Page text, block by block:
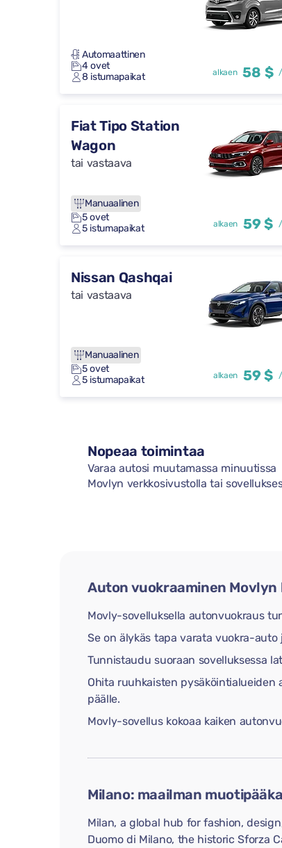
Automaattinen
4 ovet
8 istumapaikat
alkaen 58 $
Fiat Tipo Station
Wagon
tai vastaava
Manuaalinen
5 ovet
5 istumapaikat
alkaen 59 $
Nissan Qashqai
tai vastaava
Manuaalinen
5 ovet
5 istumapaikat
alkaen 59 $
Nopeaa toimintaa
Varaa autosi muutamassa minuutissa
Movlyn verkkosivustolla tai
Auton vuokraaminen
Movly-sovelluksella autonvuokraus
Se on älykäs tapa varata vuokra-
Tunnistaudu suoraan sovelluksessa
Ohita ruuhkaisten
päälle.
Movly-sovellus kokoaa kaiken
Milano: maailman
Milan, a global hub for fashion,
Duomo di Milano, the historic Sforza